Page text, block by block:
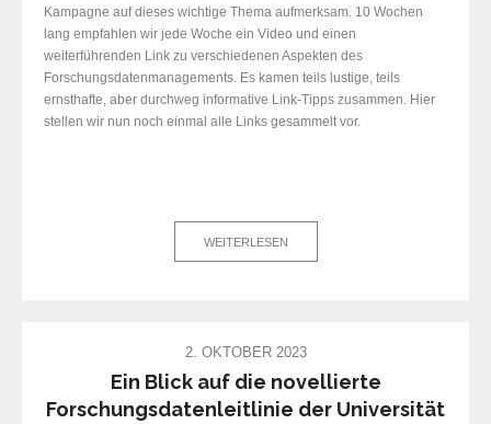
Kampagne auf dieses wichtige Thema aufmerksam. 10 Wochen
lang empfahlen wir jede Woche ein Video und einen
weiterführenden Link zu verschiedenen Aspekten des
Forschungsdatenmanagements. Es kamen teils lustige, teils
ernsthafte, aber durchweg informative Link-Tipps zusammen. Hier
stellen wir nun noch einmal alle Links gesammelt vor.
WEITERLESEN
2. OKTOBER 2023
Ein Blick auf die novellierte
Forschungsdatenleitlinie der Universität